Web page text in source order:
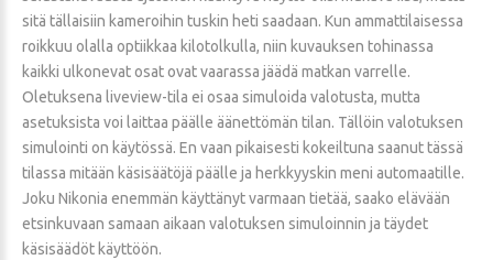
sitä tällaisiin kameroihin tuskin heti saadaan. Kun ammattilaisessa
roikkuu olalla optiikkaa kilotolkulla, niin kuvauksen tohinassa
kaikki ulkonevat osat ovat vaarassa jäädä matkan varrelle.
Oletuksena liveview-tila ei osaa simuloida valotusta, mutta
asetuksista voi laittaa päälle äänettömän tilan. Tällöin valotuksen
simulointi on käytössä. En vaan pikaisesti kokeiltuna saanut tässä
tilassa mitään käsisäätöjä päälle ja herkkyyskin meni automaatille.
Joku Nikonia enemmän käyttänyt varmaan tietää, saako elävään
etsinkuvaan samaan aikaan valotuksen simuloinnin ja täydet
käsisäädöt käyttöön.